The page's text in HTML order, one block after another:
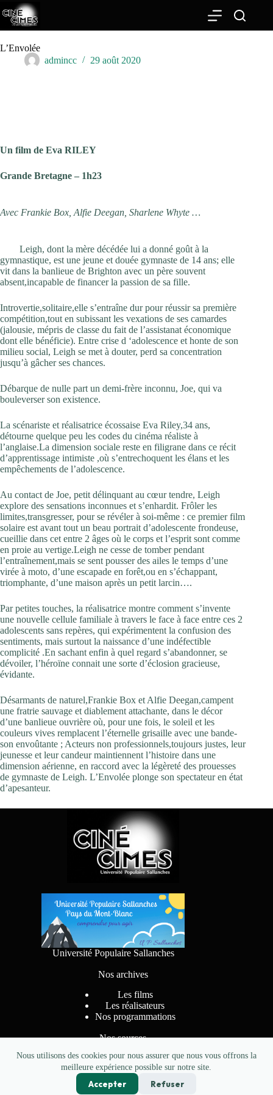
Passer
au
contenu
Nous utilisons des cookies pour nous assurer que nous vous offrons la
meilleure expérience possible sur notre site.
Accepter Refuser
L’Envolée
admincc
29 août 2020
Un film de Eva RILEY
Grande Bretagne – 1h23
Avec Frankie Box, Alfie Deegan, Sharlene Whyte …
Leigh, dont la mère décédée lui a donné goût à la
gymnastique, est une jeune et douée gymnaste de 14 ans; elle
vit dans la banlieue de Brighton avec un père souvent
absent,incapable de financer la passion de sa fille.
Introvertie,solitaire,elle s’entraîne dur pour réussir sa première
compétition,tout en subissant les vexations de ses camardes
(jalousie, mépris de classe du fait de l’assistanat économique
dont elle bénéficie). Entre crise d ‘adolescence et honte de son
milieu social, Leigh se met à douter, perd sa concentration
jusqu’à gâcher ses chances.
Débarque de nulle part un demi-frère inconnu, Joe, qui va
bouleverser son existence.
La scénariste et réalisatrice écossaise Eva Riley,34 ans,
détourne quelque peu les codes du cinéma réaliste à
l’anglaise.La dimension sociale reste en filigrane dans ce récit
d’apprentissage intimiste ,où s’entrechoquent les élans et les
empêchements de l’adolescence.
Au contact de Joe, petit délinquant au cœur tendre, Leigh
explore des sensations inconnues et s’enhardit. Frôler les
limites,transgresser, pour se révéler à soi-même : ce premier film
solaire est avant tout un beau portrait d’adolescente frondeuse,
cueillie dans cet entre 2 âges où le corps et l’esprit sont comme
en proie au vertige.Leigh ne cesse de tomber pendant
l’entraînement,mais se sent pousser des ailes le temps d’une
virée à moto, d’une escapade en forêt,ou en s’échappant,
triomphante, d’une maison après un petit larcin….
Par petites touches, la réalisatrice montre comment s’invente
une nouvelle cellule familiale à travers le face à face entre ces 2
adolescents sans repères, qui expérimentent la confusion des
sentiments, mais surtout la naissance d’une indéfectible
complicité .En sachant enfin à quel regard s’abandonner, se
dévoiler, l’héroïne connait une sorte d’éclosion gracieuse,
évidante.
Désarmants de naturel,Frankie Box et Alfie Deegan,campent
une fratrie sauvage et diablement attachante, dans le décor
d’une banlieue ouvrière où, pour une fois, le soleil et les
couleurs vives remplacent l’éternelle grisaille avec une bande-
son envoûtante ; Acteurs non professionnels,toujours justes, leur
jeunesse et leur candeur maintiennent l’histoire dans une
dimension aérienne, en raccord avec la légèreté des prouesses
de gymnaste de Leigh. L’Envolée plonge son spectateur en état
d’apesanteur.
Université Populaire Sallanches
Nos archives
Les films
Les réalisateurs
Nos programmations
Nos sources
pkzerocreations.fr - Copyright CINE CIMES